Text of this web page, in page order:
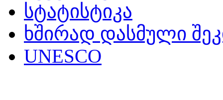
სტატისტიკა
ხშირად დასმული
UNESCO